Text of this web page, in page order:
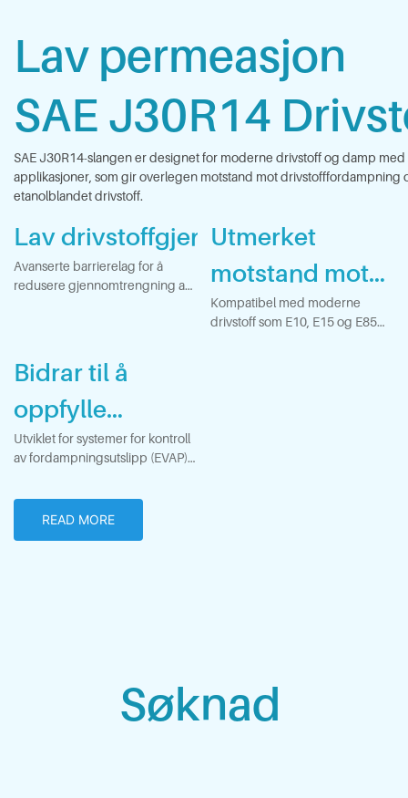
Lav permeasjon
SAE J30R14
SAE J30R14-slangen er designet for moderne drivstoff og damp
applikasjoner, som gir overlegen motstand mot drivstofffordampning
etanolblandet drivstoff.
Lav drivstoffgjennomtrengning
Avanserte barrierelag for å
redusere gjennomtrengning av
Utmerket
motstand mot
etanolblandet
Kompatibel med moderne
drivstoff som E10, E15 og E85
Bidrar til å
oppfylle
moderne
Utviklet for systemer for kontroll
av fordampningsutslipp (EVAP)
andre moderne miljøstandarder.
READ MORE
Søknad